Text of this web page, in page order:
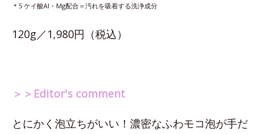
＊5 ケイ酸Al・Mg配合＝汚れを吸着する洗浄成分
120g／1,980円（税込）
＞＞Editor's comment
とにかく泡立ちがいい！濃密なふわモコ泡が手だ